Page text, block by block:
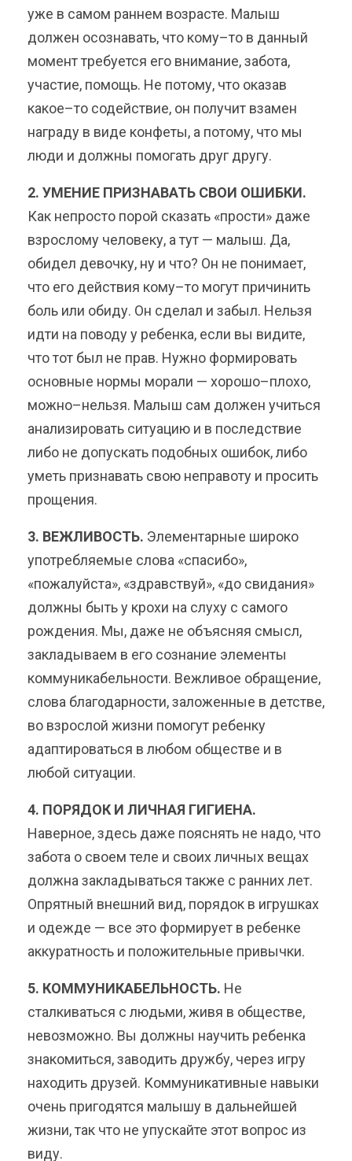
уже в самом раннем возрасте. Малыш
должен осознавать, что кому–то в данный
момент требуется его внимание, забота,
участие, помощь. Не потому, что оказав
какое–то содействие, он получит взамен
награду в виде конфеты, а потому, что мы
люди и должны помогать друг другу.
2. УМЕНИЕ ПРИЗНАВАТЬ СВОИ ОШИБКИ.
Как непросто порой сказать «прости» даже
взрослому человеку, а тут — малыш. Да,
обидел девочку, ну и что? Он не понимает,
что его действия кому–то могут причинить
боль или обиду. Он сделал и забыл. Нельзя
идти на поводу у ребенка, если вы видите,
что тот был не прав. Нужно формировать
основные нормы морали — хорошо–плохо,
можно–нельзя. Малыш сам должен учиться
анализировать ситуацию и в последствие
либо не допускать подобных ошибок, либо
уметь признавать свою неправоту и просить
прощения.
3. ВЕЖЛИВОСТЬ. Элементарные широко
употребляемые слова «спасибо»,
«пожалуйста», «здравствуй», «до свидания»
должны быть у крохи на слуху с самого
рождения. Мы, даже не объясняя смысл,
закладываем в его сознание элементы
коммуникабельности. Вежливое обращение,
слова благодарности, заложенные в детстве,
во взрослой жизни помогут ребенку
адаптироваться в любом обществе и в
любой ситуации.
4. ПОРЯДОК И ЛИЧНАЯ ГИГИЕНА.
Наверное, здесь даже пояснять не надо, что
забота о своем теле и своих личных вещах
должна закладываться также с ранних лет.
Опрятный внешний вид, порядок в игрушках
и одежде — все это формирует в ребенке
аккуратность и положительные привычки.
5. КОММУНИКАБЕЛЬНОСТЬ. Не
сталкиваться с людьми, живя в обществе,
невозможно. Вы должны научить ребенка
знакомиться, заводить дружбу, через игру
находить друзей. Коммуникативные навыки
очень пригодятся малышу в дальнейшей
жизни, так что не упускайте этот вопрос из
виду.